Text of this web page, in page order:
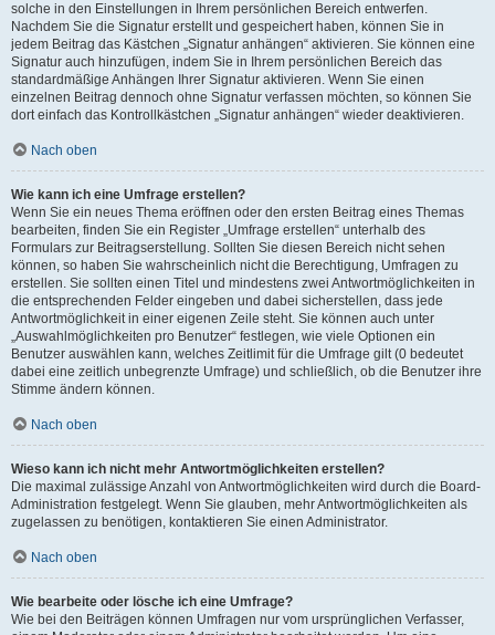
solche in den Einstellungen in Ihrem persönlichen Bereich entwerfen.
Nachdem Sie die Signatur erstellt und gespeichert haben, können Sie in
jedem Beitrag das Kästchen „Signatur anhängen“ aktivieren. Sie können eine
Signatur auch hinzufügen, indem Sie in Ihrem persönlichen Bereich das
standardmäßige Anhängen Ihrer Signatur aktivieren. Wenn Sie einen
einzelnen Beitrag dennoch ohne Signatur verfassen möchten, so können Sie
dort einfach das Kontrollkästchen „Signatur anhängen“ wieder deaktivieren.
Nach oben
Wie kann ich eine Umfrage erstellen?
Wenn Sie ein neues Thema eröffnen oder den ersten Beitrag eines Themas
bearbeiten, finden Sie ein Register „Umfrage erstellen“ unterhalb des
Formulars zur Beitragserstellung. Sollten Sie diesen Bereich nicht sehen
können, so haben Sie wahrscheinlich nicht die Berechtigung, Umfragen zu
erstellen. Sie sollten einen Titel und mindestens zwei Antwortmöglichkeiten in
die entsprechenden Felder eingeben und dabei sicherstellen, dass jede
Antwortmöglichkeit in einer eigenen Zeile steht. Sie können auch unter
„Auswahlmöglichkeiten pro Benutzer“ festlegen, wie viele Optionen ein
Benutzer auswählen kann, welches Zeitlimit für die Umfrage gilt (0 bedeutet
dabei eine zeitlich unbegrenzte Umfrage) und schließlich, ob die Benutzer ihre
Stimme ändern können.
Nach oben
Wieso kann ich nicht mehr Antwortmöglichkeiten erstellen?
Die maximal zulässige Anzahl von Antwortmöglichkeiten wird durch die Board-
Administration festgelegt. Wenn Sie glauben, mehr Antwortmöglichkeiten als
zugelassen zu benötigen, kontaktieren Sie einen Administrator.
Nach oben
Wie bearbeite oder lösche ich eine Umfrage?
Wie bei den Beiträgen können Umfragen nur vom ursprünglichen Verfasser,